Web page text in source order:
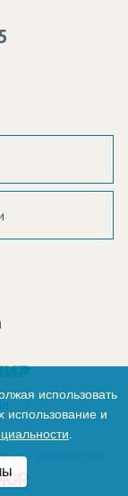
защищены
использовать
использование и